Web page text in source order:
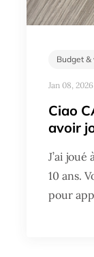
Budget &
Jan 08, 2026
Ciao
avoir
J’ai joué
10 ans.
pour